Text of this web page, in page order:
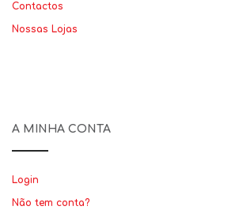
Contactos
Nossas Lojas
A MINHA CONTA
Login
Não tem conta?